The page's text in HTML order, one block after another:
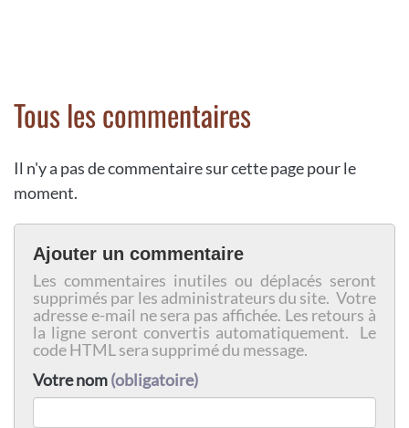
Tous les commentaires
Il n'y a pas de commentaire sur cette page pour le
moment.
Ajouter un commentaire
Les commentaires inutiles ou déplacés seront
supprimés par les administrateurs du site. Votre
adresse e-mail ne sera pas affichée. Les retours à
la ligne seront convertis automatiquement. Le
code HTML sera supprimé du message.
Votre nom(obligatoire)